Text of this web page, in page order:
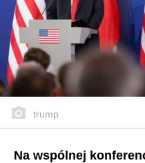
trump
Na wspólnej